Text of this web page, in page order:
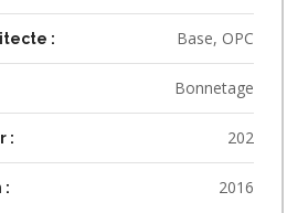
: Base, OPC
Bonnetage
: 202
: 2016